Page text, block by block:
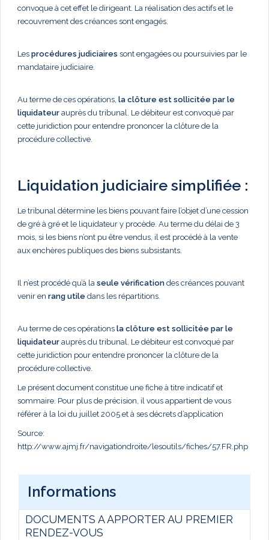
convoque à cet effet le dirigeant. La réalisation des actifs et le
recouvrement des créances sont engagés.
Les procédures judiciaires sont engagées ou poursuivies par le
mandataire judiciaire.
Au terme de ces opérations, la clôture est sollicitée par le
liquidateur auprès du tribunal. Le débiteur est convoqué par
cette juridiction pour entendre prononcer la clôture de la
procédure collective.
Liquidation judiciaire simplifiée :
Le tribunal détermine les biens pouvant faire l’objet d’une cession
de gré à gré et le liquidateur y procède. Au terme du délai de 3
mois, si les biens n’ont pu être vendus, il est procédé à la vente
aux enchères publiques des biens subsistants.
Il n’est procédé qu’à la seule vérification des créances pouvant
venir en rang utile dans les répartitions.
Au terme de ces opérations la clôture est sollicitée par le
liquidateur auprès du tribunal. Le débiteur est convoqué par
cette juridiction pour entendre prononcer la clôture de la
procédure collective.
Le présent document constitue une fiche à titre indicatif et
sommaire. Pour plus de précision, il vous appartient de vous
référer à la loi du juillet 2005 et à ses décrets d’application
Source:
http://www.ajmj.fr/navigationdroite/lesoutils/fiches/57.FR.php
Informations
DOCUMENTS A APPORTER AU PREMIER
RENDEZ-VOUS